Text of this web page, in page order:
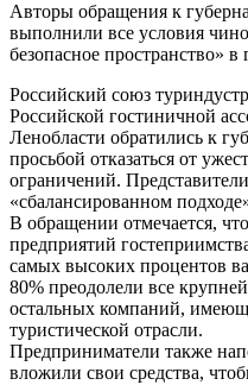
Авторы обращения к
выполнили все условия
безопасное пространство» в
Российский союз
Российской гостиничной
Ленобласти обратились к
просьбой отказаться от
ограничений.
«сбалансированном
В обращении отмечается,
предприятий
самых высоких процентов
80% преодолели все
остальных компаний,
туристической отрасли.
Предприниматели также
вложили свои средства,